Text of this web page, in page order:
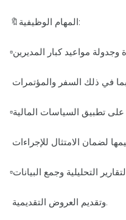
🔖المهام الوظيفية:
وتقديم العروض التقديمية.